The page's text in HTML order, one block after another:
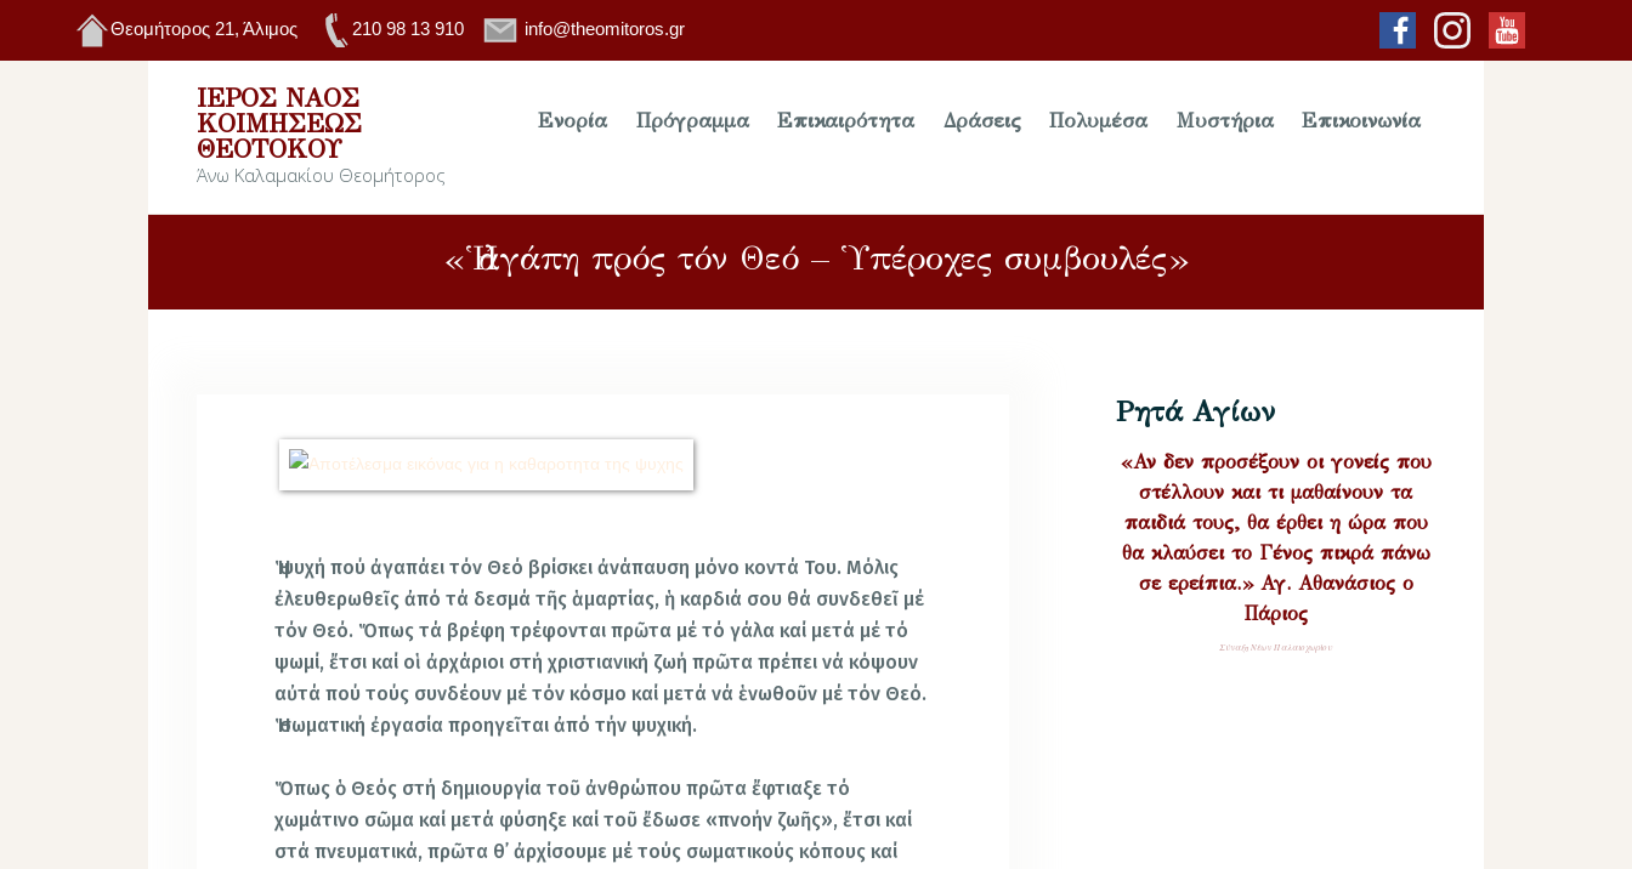
Θεομήτορος 21, Άλιμος 210 98 13 910 info@theomitoros.gr
ΙΕΡΌΣ ΝΑΌΣ
ΚΟΙΜΉΣΕΩΣ
ΘΕΟΤΌΚΟΥ
Άνω Καλαμακίου Θεομήτορος
Ενορία Πρόγραμμα Επικαιρότητα Δράσεις Πολυμέσα Μυστήρια Επικοινωνία
«Ἡ ἀγάπη πρός τόν Θεό – Ὑπέροχες συμβουλές»
Ἡ ψυχή πού ἀγαπάει τόν Θεό βρίσκει ἀνάπαυση μόνο κοντά Του. Μόλις
ἐλευθερωθεῖς ἀπό τά δεσμά τῆς ἁμαρτίας, ἡ καρδιά σου θά συνδεθεῖ μέ
τόν Θεό. Ὅπως τά βρέφη τρέφονται πρῶτα μέ τό γάλα καί μετά μέ τό
ψωμί, ἔτσι καί οἱ ἀρχάριοι στή χριστιανική ζωή πρῶτα πρέπει νά κόψουν
αὐτά πού τούς συνδέουν μέ τόν κόσμο καί μετά νά ἑνωθοῦν μέ τόν Θεό.
Ἡ σωματική ἐργασία προηγεῖται ἀπό τήν ψυχική.
Ὅπως ὁ Θεός στή δημιουργία τοῦ ἀνθρώπου πρῶτα ἔφτιαξε τό
χωμάτινο σῶμα καί μετά φύσηξε καί τοῦ ἔδωσε «πνοήν ζωῆς», ἔτσι καί
στά πνευματικά, πρῶτα θ᾿ ἀρχίσουμε μέ τούς σωματικούς κόπους καί
Ρητά Αγίων
«Αν δεν προσέξουν οι γονείς που
στέλλουν και τι μαθαίνουν τα
παιδιά τους, θα έρθει η ώρα που
θα κλαύσει το Γένος πικρά πάνω
σε ερείπια.» Αγ. Αθανάσιος ο
Πάριος
Σύναξη Νέων Παλαιοχωρίου